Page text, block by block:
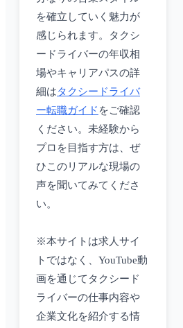
を確立していく魅力が
感じられます。タクシ
ードライバーの年収相
場やキャリアパスの詳
細はタクシードライバ
ー転職ガイド をご確認
ください。未経験から
プロを目指す方は、ぜ
ひこのリアルな現場の
声を聞いてみてくださ
い。
※本サイトは求人サイ
トではなく、YouTube動
画を通じてタクシード
ライバーの仕事内容や
企業文化を紹介する情